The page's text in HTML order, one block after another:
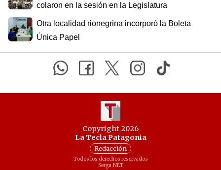
colaron en la sesión en la Legislatura
Otra localidad rionegrina incorporó la Boleta
Única Papel
Copyright 2026
La Tecla Patagonia
Redacción
Todos los derechos reservados
Serga.NET